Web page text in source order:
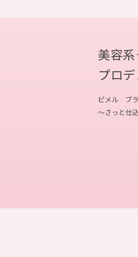
美容
プロ
ピメル ブ
～さっと仕